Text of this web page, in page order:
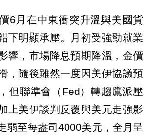
6月在中東衝突升溫與美國貨
下明顯承壓。月初受強勁就業
響，市場降息預期降溫，金價
，隨後雖然一度因美伊協議預
但聯準會（Fed）轉趨鷹派壓
上美伊談判反覆與美元走強影
弱至每盎司4000美元，全月呈